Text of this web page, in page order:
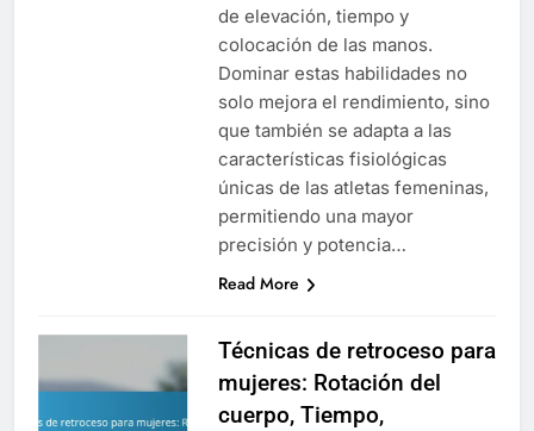
de elevación, tiempo y
colocación de las manos.
Dominar estas habilidades no
solo mejora el rendimiento, sino
que también se adapta a las
características fisiológicas
únicas de las atletas femeninas,
permitiendo una mayor
precisión y potencia…
Read More
Técnicas de retroceso para
mujeres: Rotación del
cuerpo, Tiempo,